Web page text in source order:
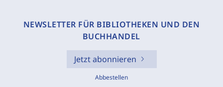
NEWSLETTER FÜR BIBLIOTHEKEN UND DEN
BUCHHANDEL
Jetzt abonnieren
Abbestellen